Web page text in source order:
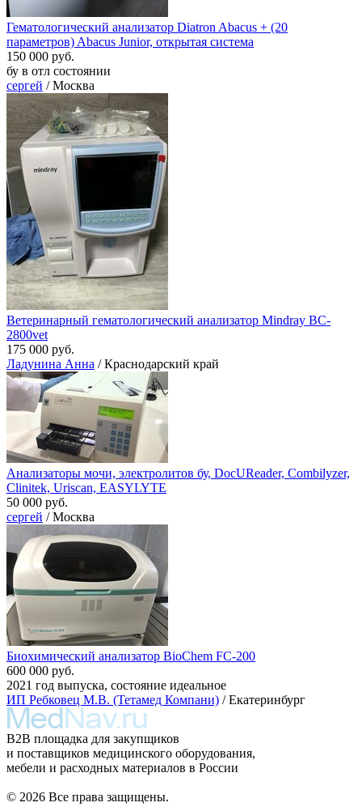
Гематологический анализатор Diatron Abacus + (20
параметров) Abacus Junior, открытая система
150 000 руб.
бу в отл состоянии
сергей / Москва
Ветеринарный гематологический анализатор Mindray BC-
2800vet
175 000 руб.
Ладунина Анна / Краснодарский край
Анализаторы мочи, электролитов бу, DocUReader, Combilyzer,
Clinitek, Uriscan, EASYLYTE
50 000 руб.
сергей / Москва
Биохимический анализатор BioChem FC-200
600 000 руб.
2021 год выпуска, состояние идеальное
ИП Ребковец М.В. (Тетамед Компани) / Екатеринбург
B2B площадка для закупщиков
и поставщиков медицинского оборудования,
мебели и расходных материалов в России
© 2026 Все права защищены.